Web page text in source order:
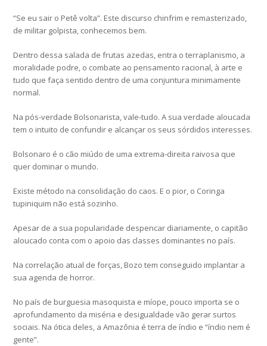
“Se eu sair o Petê volta”. Este discurso chinfrim e remasterizado,
de militar golpista, conhecemos bem.
Dentro dessa salada de frutas azedas, entra o terraplanismo, a
moralidade podre, o combate ao pensamento racional, à arte e
tudo que faça sentido dentro de uma conjuntura minimamente
normal.
Na pós-verdade Bolsonarista, vale-tudo. A sua verdade aloucada
tem o intuito de confundir e alcançar os seus sórdidos interesses.
Bolsonaro é o cão miúdo de uma extrema-direita raivosa que
quer dominar o mundo.
Existe método na consolidação do caos. E o pior, o Coringa
tupiniquim não está sozinho.
Apesar de a sua popularidade despencar diariamente, o capitão
aloucado conta com o apoio das classes dominantes no país.
Na correlação atual de forças, Bozo tem conseguido implantar a
sua agenda de horror.
No país de burguesia masoquista e míope, pouco importa se o
aprofundamento da miséria e desigualdade vão gerar surtos
sociais. Na ótica deles, a Amazônia é terra de índio e “índio nem é
gente”.